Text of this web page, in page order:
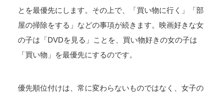
とを最優先にします。その上で、「買い物に行く」「部
屋の掃除をする」などの事項が続きます。映画好きな女
の子は「DVDを見る」ことを、買い物好きの女の子は
「買い物」を最優先にするのです。
優先順位付けは、常に変わらないものではなく、女子の